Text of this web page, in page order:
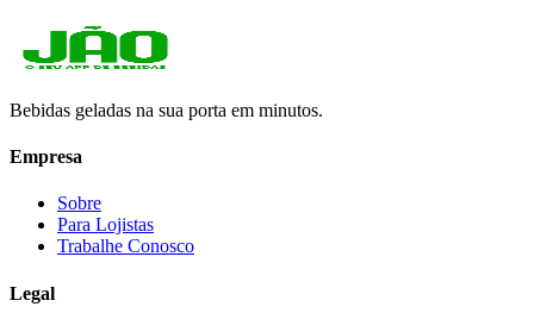
Bebidas geladas na sua porta em minutos.
Empresa
Sobre
Para Lojistas
Trabalhe Conosco
Legal